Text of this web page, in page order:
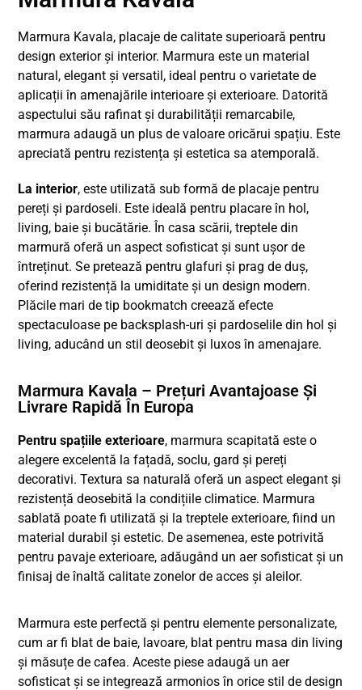
Marmura Kavala, placaje de calitate superioară pentru
design exterior și interior. Marmura este un material
natural, elegant și versatil, ideal pentru o varietate de
aplicații în amenajările interioare și exterioare. Datorită
aspectului său rafinat și durabilității remarcabile,
marmura adaugă un plus de valoare oricărui spațiu. Este
apreciată pentru rezistența și estetica sa atemporală.
La interior, este utilizată sub formă de placaje pentru
pereți și pardoseli. Este ideală pentru placare în hol,
living, baie și bucătărie. În casa scării, treptele din
marmură oferă un aspect sofisticat și sunt ușor de
întreținut. Se pretează pentru glafuri și prag de duș,
oferind rezistență la umiditate și un design modern.
Plăcile mari de tip bookmatch creează efecte
spectaculoase pe backsplash-uri și pardoselile din hol și
living, aducând un stil deosebit și luxos în amenajare.
Marmura Kavala – Prețuri Avantajoase Și
Livrare Rapidă În Europa
Pentru spațiile exterioare, marmura scapitată este o
alegere excelentă la fațadă, soclu, gard și pereți
decorativi. Textura sa naturală oferă un aspect elegant și
rezistență deosebită la condițiile climatice. Marmura
sablată poate fi utilizată și la treptele exterioare, fiind un
material durabil și estetic. De asemenea, este potrivită
pentru pavaje exterioare, adăugând un aer sofisticat și un
finisaj de înaltă calitate zonelor de acces și aleilor.
Marmura este perfectă și pentru elemente personalizate,
cum ar fi blat de baie, lavoare, blat pentru masa din living
și măsuțe de cafea. Aceste piese adaugă un aer
sofisticat și se integrează armonios în orice stil de design